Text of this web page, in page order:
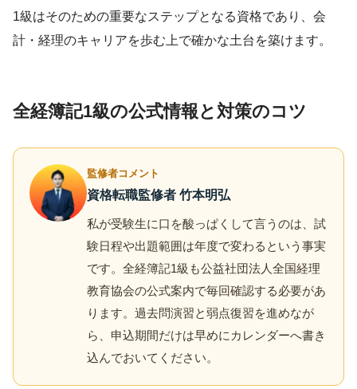
1級はそのための重要なステップとなる資格であり、会
計・経理のキャリアを歩む上で確かな土台を築けます。
全経簿記1級の公式情報と対策のコツ
監修者コメント
資格転職監修者 竹本明弘
私が受験生に口を酸っぱくして言うのは、試
験日程や出題範囲は年度で変わるという事実
です。全経簿記1級も公益社団法人全国経理
教育協会の公式案内で毎回確認する必要があ
ります。過去問演習と弱点復習を進めなが
ら、申込期間だけは早めにカレンダーへ書き
込んでおいてください。